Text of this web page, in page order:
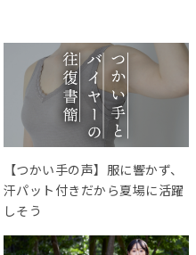
【つかい手の声】服に響かず、
汗パット付きだから夏場に活躍
しそう